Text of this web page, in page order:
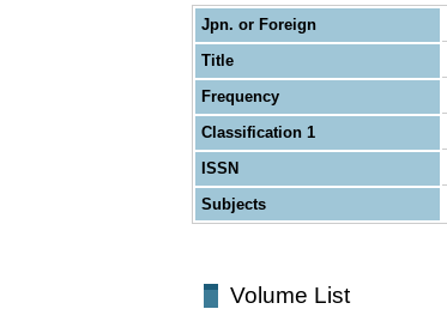
Jpn. or Foreign
Title
Frequency
Classification 1
ISSN
Subjects
Volume List